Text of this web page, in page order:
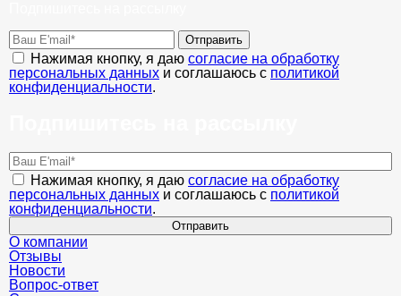
Отправить
Нажимая кнопку, я даю согласие на обработку
персональных данных и соглашаюсь с политикой
конфиденциальности.
Нажимая кнопку, я даю согласие на обработку
персональных данных и соглашаюсь с политикой
конфиденциальности.
Отправить
О компании
Отзывы
Новости
Вопрос-ответ